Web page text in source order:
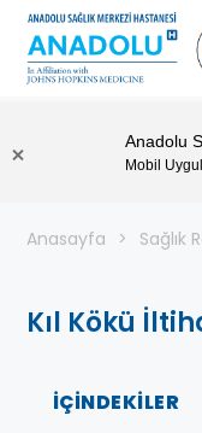
Anadolu
Mobil
Anasayfa Sağlık
Kıl Kökü
İÇINDEKILER